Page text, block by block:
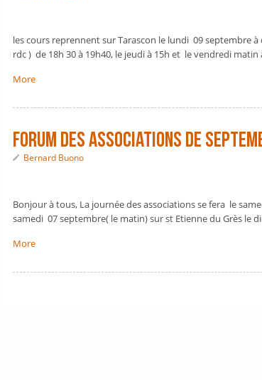
les cours reprennent sur Tarascon le lundi 09 septembre à
rdc ) de 18h 30 à 19h40, le jeudi à 15h et le vendredi matin
More
forum des associations de
Bernard Buono
Bonjour à tous, La journée des associations se fera le
samedi 07 septembre( le matin) sur st Etienne du Grès le
More